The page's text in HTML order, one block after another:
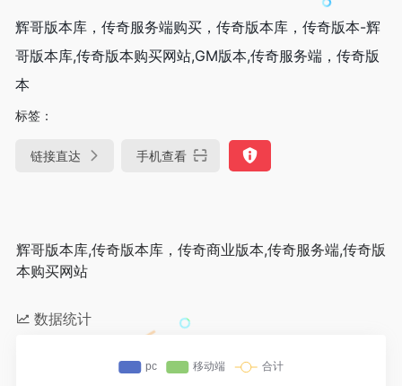
辉哥版本库，传奇服务端购买，传奇版本库，传奇版本-辉
哥版本库,传奇版本购买网站,GM版本,传奇服务端，传奇版
本
标签：
链接直达 手机查看
辉哥版本库,传奇版本库，传奇商业版本,传奇服务端,传奇版
本购买网站
数据统计